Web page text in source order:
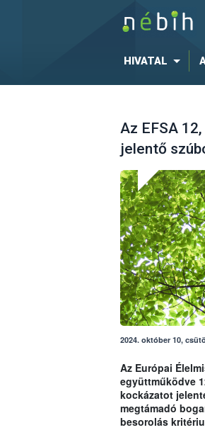
HIVATAL
Az EFSA
jelentő
2024. október 10,
Az Európai
együttműködve
kockázatot
megtámadó
besorolás